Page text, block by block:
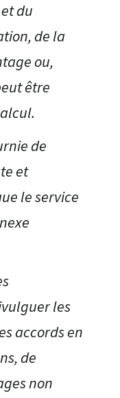
du
de la
ou,
être
de
et
le service
les
accords en
de
non